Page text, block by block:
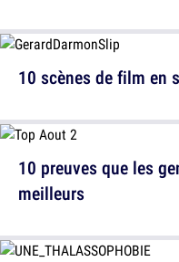
10 scènes de film en
10 preuves que les
meilleurs